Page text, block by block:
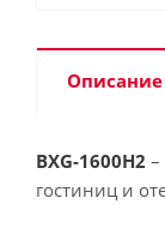
Описание
BXG-1600Н2
гостиниц и